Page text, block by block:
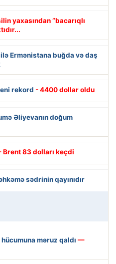
yaxasından “bacarıqlı
Ermənistana buğda və daş
rekord - 4400 dollar oldu
Əliyevanın doğum
Brent 83 dolları keçdi
sədrinin qayınıdır
məruz qaldı —